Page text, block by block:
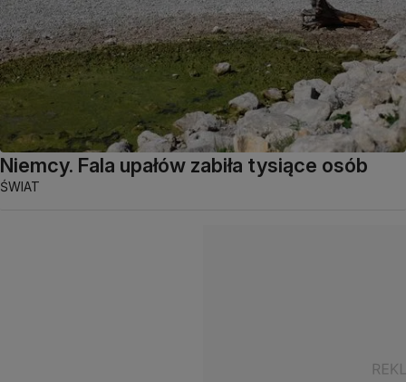
Niemcy. Fala upałów zabiła tysiące osób
ŚWIAT